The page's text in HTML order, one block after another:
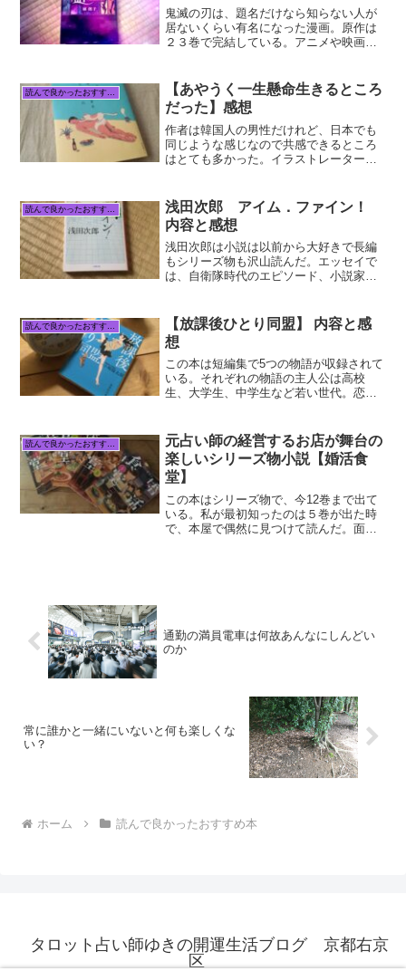
鬼滅の刃は、題名だけなら知らない人が
居ないくらい有名になった漫画。原作は
２３巻で完結している。アニメや映画に
んだら、分かりにくい所もあるかもしれ
ない。でも、鬼滅の刃とい...
【あやうく一生懸命生きるところ
だった】感想
作者は韓国人の男性だけれど、日本でも
同じような感じなので共感できるところ
はとても多かった。イラストレーターだ
のままでいいのかと考えなおし今までと
は違う生き方を選んでいく...
浅田次郎 アイム．ファイン！
内容と感想
浅田次郎は小説は以前から大好きで長編
もシリーズ物も沢山読んだ。エッセイで
は、自衛隊時代のエピソード、小説家に
でこの本も期待して買ったけど、期待を
裏切らない面白さだった。...
読んで良かったおすすめ本
【放課後ひとり同盟】 内容と感
想
この本は短編集で5つの物語が収録されて
いる。それぞれの物語の主人公は高校
生、大学生、中学生など若い世代。恋愛
達や子供達。何章目から読んでも、それ
ぞれ単独で完結している話...
元占い師の経営するお店が舞台の
楽しいシリーズ物小説【婚活食
堂】
この本はシリーズ物で、今12巻まで出て
いる。私が最初知ったのは５巻が出た時
で、本屋で偶然に見つけて読んだ。面白
通勤の満員電車は何故あんなにしんどい
のか
常に誰かと一緒にいないと何も楽しくな
い？
ホーム 読んで良かったおすすめ本
タロット占い師ゆきの開運生活ブログ 京都右京
区